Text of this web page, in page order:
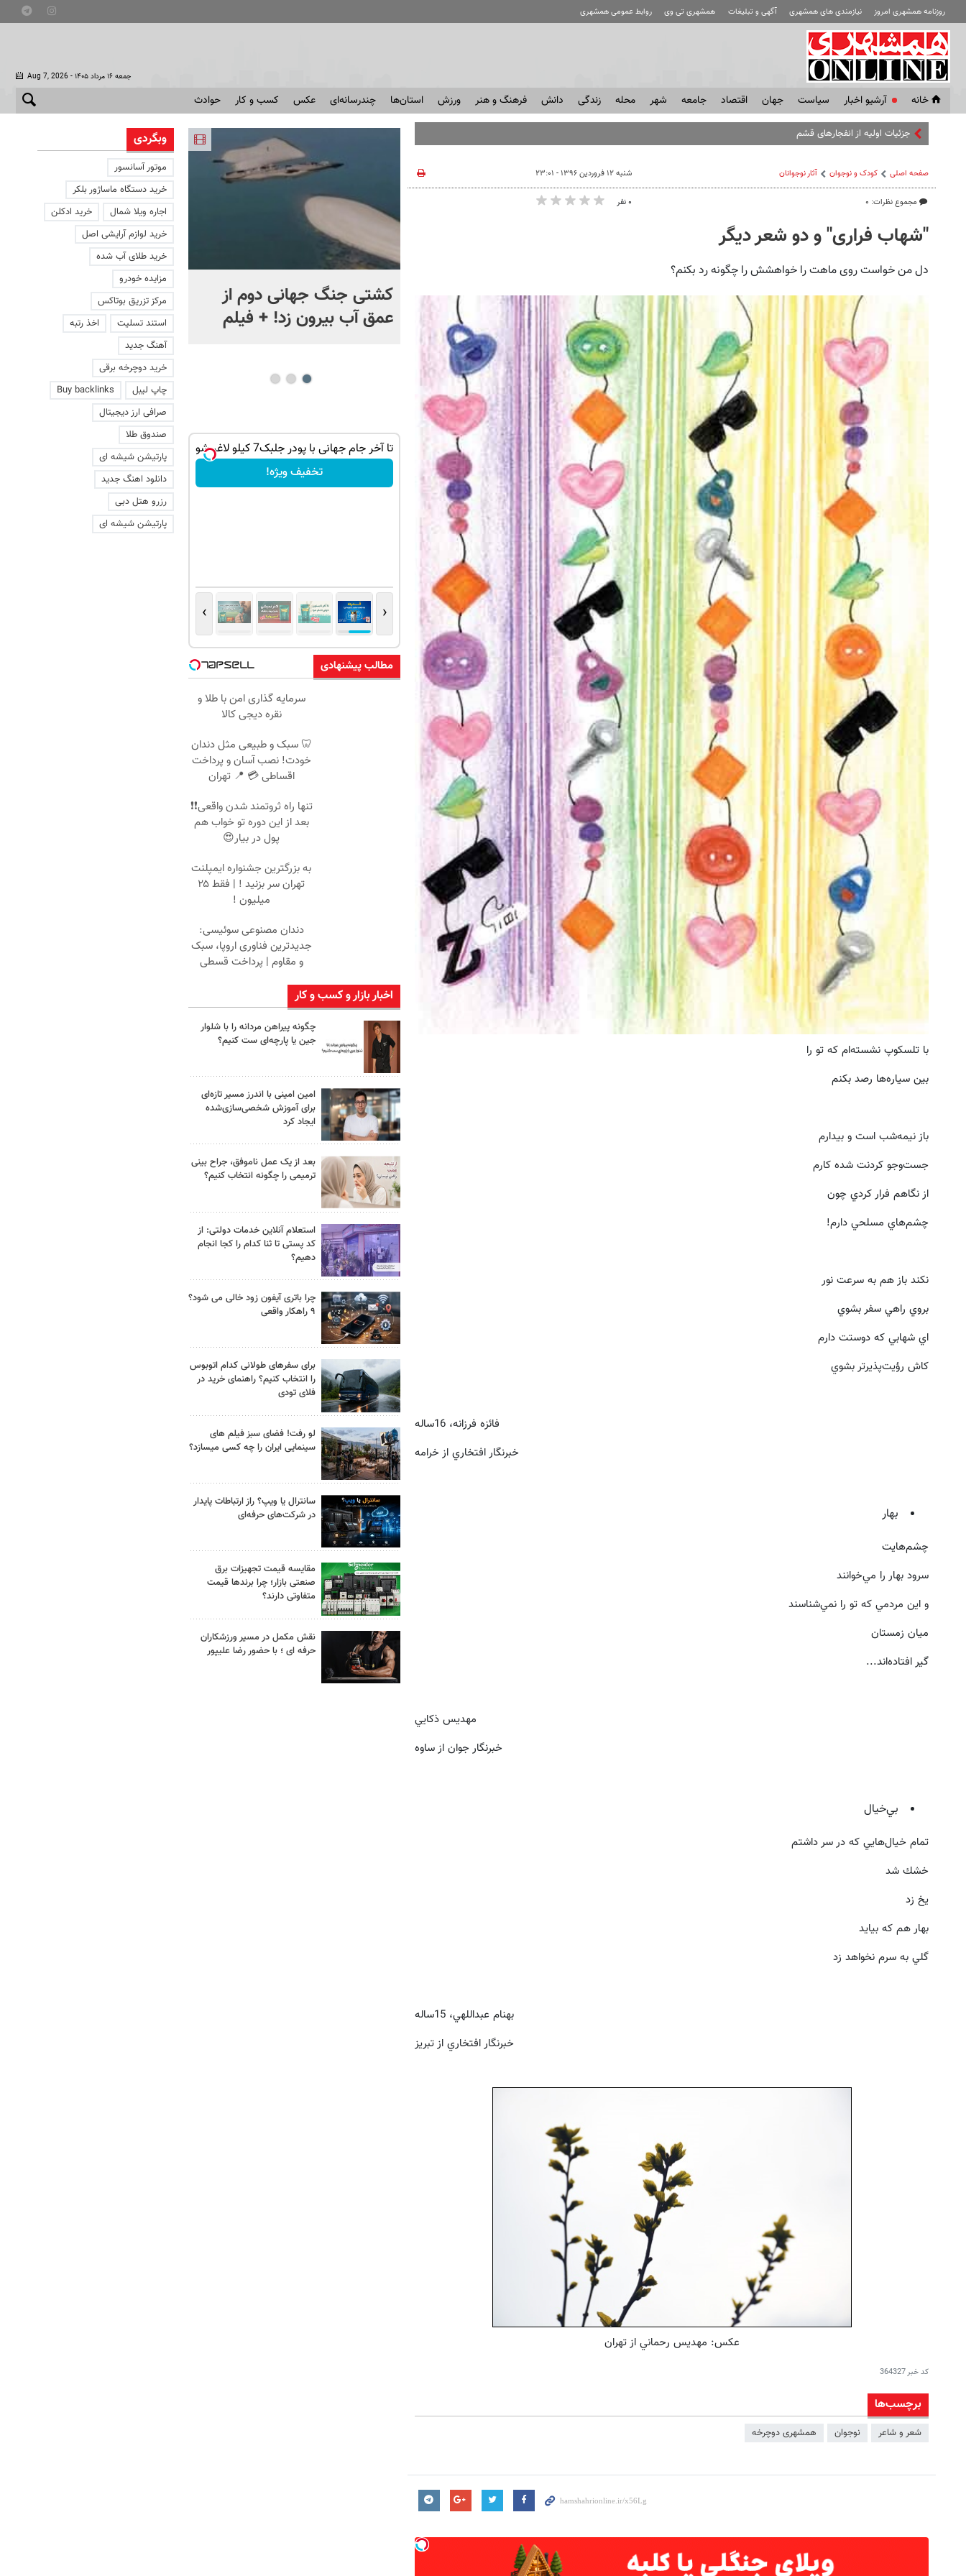
روزنامه همشهری امروز نیازمندی های همشهری آگهی و تبلیغات همشهری تی وی روابط عمومی همشهری
Aug 7, 2026 - جمعه ۱۶ مرداد ۱۴۰۵
خانه آرشیو اخبار سياست جهان اقتصاد جامعه شهر محله زندگی دانش فرهنگ و هنر ورزش استان‌ها چندرسانه‌ای عکس کسب و کار حوادث
جزئیات اولیه از انفجارهای قشم
صفحه اصلی کودک و نوجوان آثار نوجوانان
مجموع نظرات: ۰
شنبه ۱۲ فروردین ۱۳۹۶ - ۲۳:۰۱
۰ نفر
"شهاب فراری" و دو شعر دیگر
دل من خواست روی ماهت را خواهشش را چگونه رد بکنم؟
با تلسكوپ نشسته‌ام كه تو را
بين سياره‌ها رصد بكنم
باز نيمه‌شب است و بيدارم
جست‌وجو كردنت شده كارم
از نگاهم فرار كردي چون
چشم‌هاي مسلحي دارم!
نكند باز هم به سرعت نور
بروي راهي سفر بشوي
اي شهابي كه دوستت دارم
كاش رؤيت‌پذيرتر بشوي
فائزه فرزانه، 16ساله
خبرنگار افتخاري از خرامه
بهار
چشم‌هايت
سرود بهار را مي‌خوانند
و اين مردمي كه تو را نمي‌شناسند
ميان زمستان
گير افتاده‌اند...
مهديس ذكايي
خبرنگار جوان از ساوه
بي‌خيال
تمام خيال‌هايي كه در سر داشتم
خشك شد
يخ زد
بهار هم كه بيايد
گلي به سرم نخواهد زد
بهنام عبداللهي، 15ساله
خبرنگار افتخاري از تبريز
عكس: مهديس رحماني از تهران
کد خبر364327
برچسب‌ها
شعر و شاعر نوجوان همشهری دوچرخه
کنترل اوضاع از دست ترامپ
خارج شد...
کشتی‌ جنگ جهانی دوم از
عمق آب بیرون زد! + فیلم
افشای اطلاعات برای ترور
بارون ترامپ | ماجرای قرار
عاشقانه با یک زن
جذاب تر، اعتماد به نفس بیشتر🦷
(تخفیف تا امشب)
تخفیف ویژه!
تا آخر شهریور12کیلو لاغر شو😍👌🏻
تخفیف ویژه!
چربیاتو مثل کره آب کن👀
تخفیف ویژه!
تا آخر جام جهانی با پودر جلبک7 کیلو لاغر شو
تخفیف ویژه!
‹
›
مطالب پیشنهادی
سرمایه گذاری امن با طلا و
نقره دیجی کالا
🦷 سبک و طبیعی مثل دندان
خودت! نصب آسان و پرداخت
اقساطی 💳 📍 تهران
تنها راه ثروتمند شدن واقعی❗❗
بعد از این دوره تو خواب هم
پول در بیار😍
به بزرگترین جشنواره ایمپلنت
تهران سر بزنید ! | فقط ۲۵
میلیون !
دندان مصنوعی سوئیسی:
جدیدترین فناوری اروپا، سبک
و مقاوم | پرداخت قسطی
اخبار بازار و کسب و کار
چگونه پیراهن مردانه را با شلوار
جین یا پارچه‌ای ست کنیم؟
امین امینی با اندرز مسیر تازه‌ای
برای آموزش شخصی‌سازی‌شده
ایجاد کرد
بعد از یک عمل ناموفق، جراح بینی
ترمیمی را چگونه انتخاب کنیم؟
استعلام آنلاین خدمات دولتی: از
کد پستی تا ثنا کدام را کجا انجام
دهیم؟
چرا باتری آیفون زود خالی می شود؟
۹ راهکار واقعی
برای سفرهای طولانی کدام اتوبوس
را انتخاب کنیم؟ راهنمای خرید در
فلای تودی
لو رفت! فضای سبز فیلم های
سینمایی ایران را چه کسی میسازد؟
سانترال یا ویپ؟ راز ارتباطات پایدار
در شرکت‌های حرفه‌ای
مقایسه قیمت تجهیزات برق
صنعتی بازار؛ چرا برندها قیمت
متفاوتی دارند؟
نقش مکمل در مسیر ورزشکاران
حرفه ای ؛ با حضور رضا علیپور
وبگردی
موتور آسانسور
خرید دستگاه ماساژور بلکر
اجاره ویلا شمال
خرید ادکلن
خرید لوازم آرایشی اصل
خرید طلای آب شده
مزایده خودرو
مرکز تزریق بوتاکس
استند تسلیت
اخذ رتبه
آهنگ جدید
خرید دوچرخه برقی
چاپ لیبل
Buy backlinks
صرافی ارز دیجیتال
صندوق طلا
پارتیشن شیشه ای
دانلود اهنگ جدید
رزرو هتل دبی
پارتیشن شیشه ای